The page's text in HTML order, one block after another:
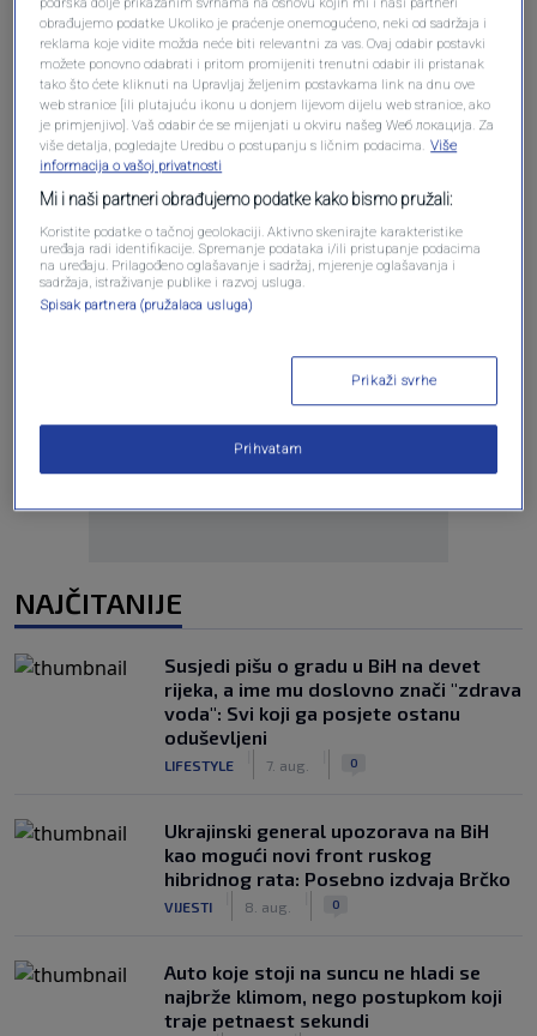
Oglas
Oglas
NAJČITANIJE
Susjedi pišu o gradu u BiH na devet
rijeka, a ime mu doslovno znači "zdrava
voda": Svi koji ga posjete ostanu
oduševljeni
LIFESTYLE 7. aug. 0
Ukrajinski general upozorava na BiH
kao mogući novi front ruskog
hibridnog rata: Posebno izdvaja Brčko
VIJESTI 8. aug. 0
Auto koje stoji na suncu ne hladi se
najbrže klimom, nego postupkom koji
traje petnaest sekundi
obrađujemo podatke Ukoliko je praćenje onemogućeno, neki od sadržaja i
reklama koje vidite možda neće biti relevantni za vas. Ovaj odabir postavki
možete ponovno odabrati i pritom promijeniti trenutni odabir ili pristanak
tako što ćete kliknuti na Upravljaj željenim postavkama link na dnu ove
web stranice [ili plutajuću ikonu u donjem lijevom dijelu web stranice, ako
je primjenjivo]. Vaš odabir će se mijenjati u okviru našeg Wеб локација. Za
više detalja, pogledajte Uredbu o postupanju s ličnim podacima. Više
informacija o vašoj privatnosti
Mi i naši partneri obrađujemo podatke kako bismo pružali:
Koristite podatke o tačnoj geolokaciji. Aktivno skenirajte karakteristike
uređaja radi identifikacije. Spremanje podataka i/ili pristupanje podacima
na uređaju. Prilagođeno oglašavanje i sadržaj, mjerenje oglašavanja i
sadržaja, istraživanje publike i razvoj usluga.
Spisak partnera (pružalaca usluga)
Prikaži svrhe
Prihvatam